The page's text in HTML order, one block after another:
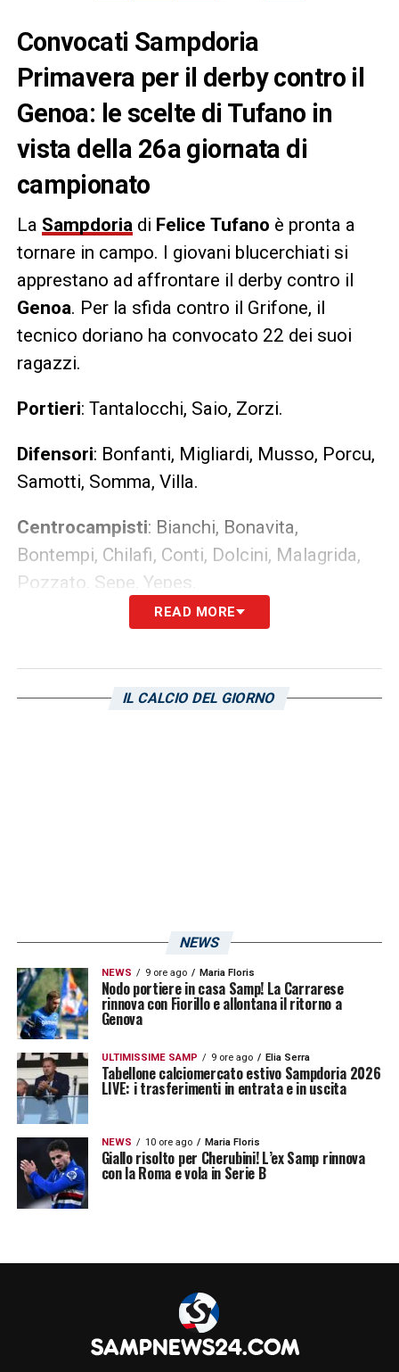
Convocati Sampdoria
Primavera per il derby contro il
Genoa: le scelte di Tufano in
vista della 26a giornata di
campionato
La Sampdoriadi Felice Tufano è pronta a
tornare in campo. I giovani blucerchiati si
apprestano ad affrontare il derby contro il
Genoa. Per la sfida contro il Grifone, il
tecnico doriano ha convocato 22 dei suoi
ragazzi.
Portieri: Tantalocchi, Saio, Zorzi.
Difensori: Bonfanti, Migliardi, Musso, Porcu,
Samotti, Somma, Villa.
Centrocampisti: Bianchi, Bonavita,
Bontempi, Chilafi, Conti, Dolcini, Malagrida,
Pozzato, Sepe, Yepes.
: Di Stefano, Leonardi,
LA PLAYLIST DELLE NOSTRE TOP NEWS
READ MORE
IL CALCIO DEL GIORNO
NEWS
NEWS 9 ore ago Maria Floris
Nodo portiere in casa Samp! La Carrarese
rinnova con Fiorillo e allontana il ritorno a
Genova
ULTIMISSIME SAMP 9 ore ago Elia Serra
Tabellone calciomercato estivo Sampdoria 2026
LIVE: i trasferimenti in entrata e in uscita
NEWS 10 ore ago Maria Floris
Giallo risolto per Cherubini! L’ex Samp rinnova
con la Roma e vola in Serie B